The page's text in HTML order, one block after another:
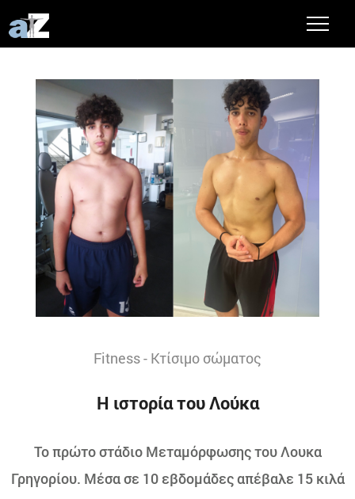
Fitness - Κτίσιμο σώματος
Η ιστορία του Λούκα
Το πρώτο στάδιο Μεταμόρφωσης του Λουκα
Γρηγορίου. Μέσα σε 10 εβδομάδες απέβαλε 15 κιλά